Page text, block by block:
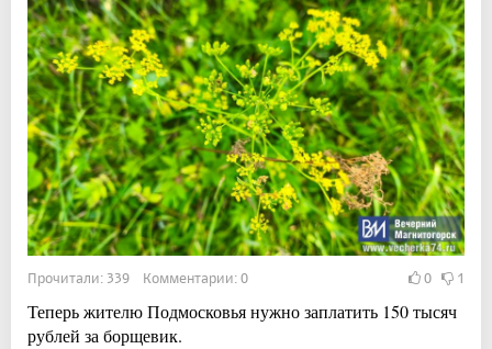
Прочитали: 339 Комментарии: 0 0 1
Теперь жителю Подмосковья нужно заплатить 150 тысяч
рублей за борщевик.